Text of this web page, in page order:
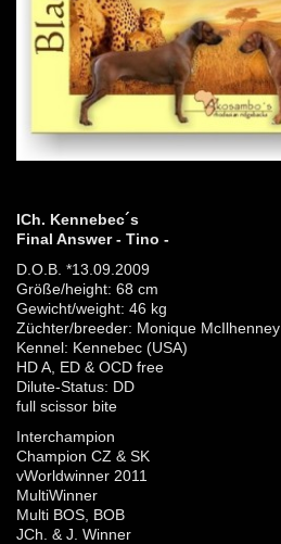
ICh. Kennebec´s
Final Answer - Tino -
D.O.B. *13.09.2009
Größe/height: 68 cm
Gewicht/weight: 46 kg
Züchter/breeder: Monique McIlhenney
Kennel: Kennebec (USA)
HD A, ED & OCD free
Dilute-Status: DD
full scissor bite
Interchampion
Champion CZ & SK
vWorldwinner 2011
MultiWinner
Multi BOS, BOB
JCh. & J. Winner